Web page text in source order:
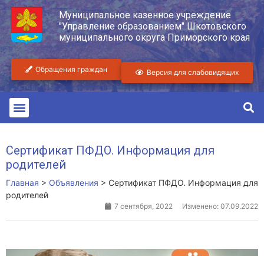
Муниципальное казенное учреждение
"Управление образованием" Шкотовского
муниципального округа Приморского края
Обращения граждан Версия для слабовидящих
Сертификат ПФДО. Информация для
родителей
Главная > Объявления > Сертификат ПФДО. Информация для
родителей
7 сентября, 2022 Изменено: 07.09.2022